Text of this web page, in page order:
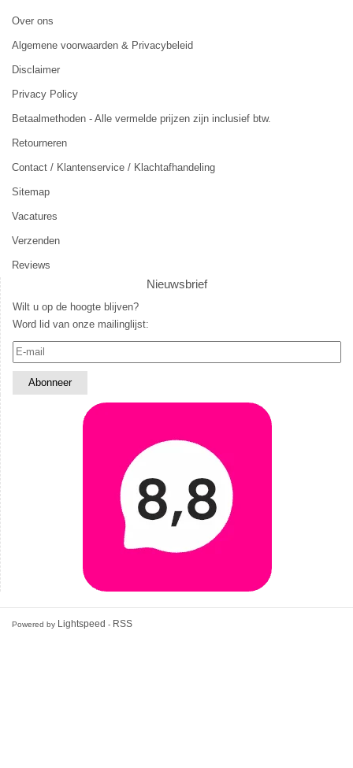
Over ons
Algemene voorwaarden & Privacybeleid
Disclaimer
Privacy Policy
Betaalmethoden - Alle vermelde prijzen zijn inclusief btw.
Retourneren
Contact / Klantenservice / Klachtafhandeling
Sitemap
Vacatures
Verzenden
Reviews
Nieuwsbrief
Wilt u op de hoogte blijven?
Word lid van onze mailinglijst:
Powered by Lightspeed - RSS